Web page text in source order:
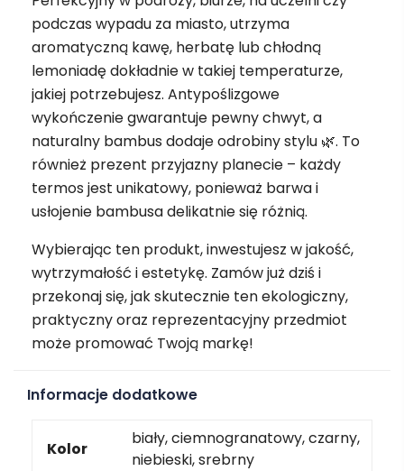
podczas wypadu za miasto, utrzyma
aromatyczną kawę, herbatę lub chłodną
lemoniadę dokładnie w takiej temperaturze,
jakiej potrzebujesz. Antypoślizgowe
wykończenie gwarantuje pewny chwyt, a
naturalny bambus dodaje odrobiny stylu 🌿. To
również prezent przyjazny planecie – każdy
termos jest unikatowy, ponieważ barwa i
usłojenie bambusa delikatnie się różnią.
Wybierając ten produkt, inwestujesz w jakość,
wytrzymałość i estetykę. Zamów już dziś i
przekonaj się, jak skutecznie ten ekologiczny,
praktyczny oraz reprezentacyjny przedmiot
może promować Twoją markę!
Informacje dodatkowe
Kolor
biały, ciemnogranatowy, czarny,
niebieski, srebrny